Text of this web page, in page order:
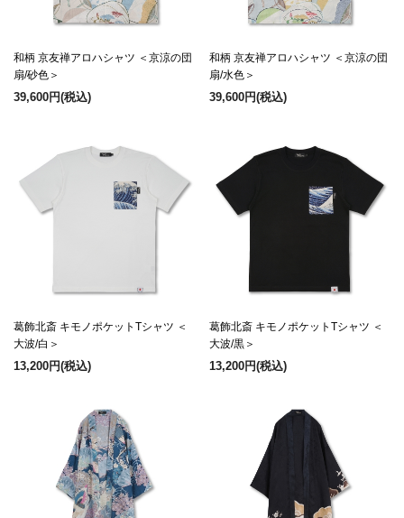
和柄 京友禅アロハシャツ ＜京涼の団
扇/砂色＞
39,600円(税込)
和柄 京友禅アロハシャツ ＜京涼の団
扇/水色＞
39,600円(税込)
葛飾北斎 キモノポケットTシャツ ＜
大波/白＞
13,200円(税込)
葛飾北斎 キモノポケットTシャツ ＜
大波/黒＞
13,200円(税込)